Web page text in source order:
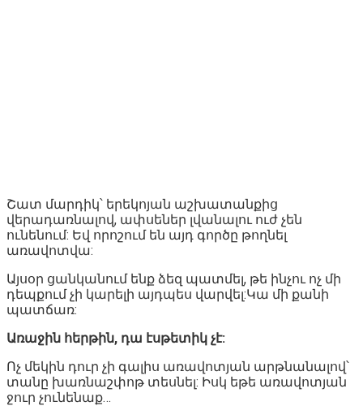
Շատ մարդիկ՝ երեկոյան աշխատանքից
վերադառնալով, ափսեներ լվանալու ուժ չեն
ունենում: Եվ որոշում են այդ գործը թողնել
առավոտվա:
Այսօր ցանկանում ենք ձեզ պատմել, թե ինչու ոչ մի
դեպքում չի կարելի այդպես վարվել:Կա մի քանի
պատճառ:
Առաջին հերթին, դա էսթետիկ չէ:
Ոչ մեկին դուր չի գալիս առավոտյան արթնանալով՝
տանը խառնաշփոթ տեսնել: Իսկ եթե առավոտյան
ջուր չունենաք…